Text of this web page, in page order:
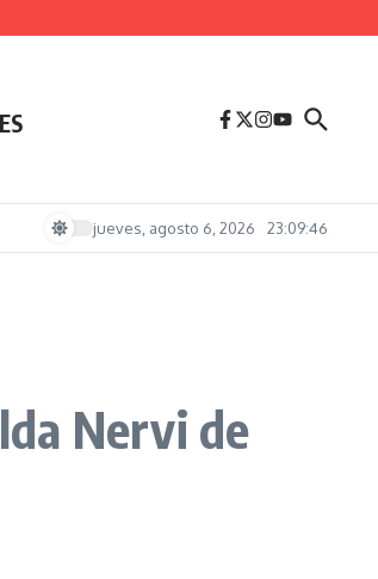
jueves, agosto 6, 2026 23:09:46
Nervi de